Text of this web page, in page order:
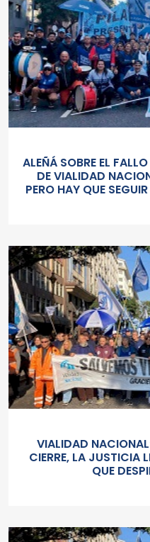
ALEÑÁ SOBRE EL
DE VIALIDAD
PERO HAY QUE
VIALIDAD
CIERRE, LA JUSTICIA
QUE